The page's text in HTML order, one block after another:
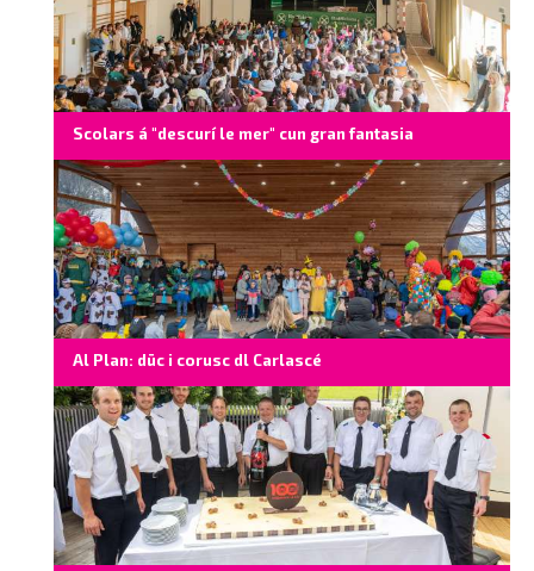
Scolars á "descurí le mer" cun gran fantasia
Al Plan: düc i corusc dl Carlascé